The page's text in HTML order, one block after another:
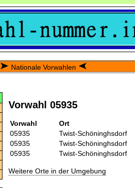
Nationale Vorwahlen
Vorwahl 05935
Vorwahl
Ort
05935
Twist-Schöninghsdorf
05935
Twist-Schöninghsdorf
05935
Twist-Schöninghsdorf
Weitere Orte in der Umgebung